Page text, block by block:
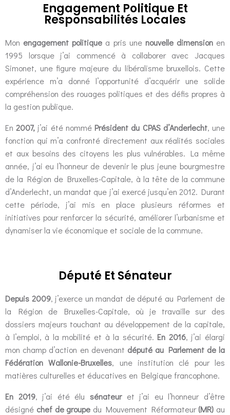
Engagement Politique Et
Responsabilités Locales​
Mon engagement politique a pris une nouvelle dimensionen
1995 lorsque j’ai commencé à collaborer avec Jacques
Simonet, une figure majeure du libéralisme bruxellois. Cette
expérience m’a donné l’opportunité d’acquérir une solide
compréhension des rouages politiques et des défis propres à
la gestion publique.
En2007, j’ai été nommé Président du CPAS d’Anderlecht, une
fonction qui m’a confronté directement aux réalités sociales
et aux besoins des citoyens les plus vulnérables. La même
année, j’ai eu l’honneur de devenir le plus jeune bourgmestre
de la Région de Bruxelles-Capitale, à la tête de la commune
d’Anderlecht, un mandat que j’ai exercé jusqu’en 2012. Durant
cette période, j’ai mis en place plusieurs réformes et
initiatives pour renforcer la sécurité, améliorer l’urbanisme et
dynamiser la vie économique et sociale de la commune.
Député Et Sénateur​
Depuis 2009, j’exerce un mandat de député au Parlement de
la Région de Bruxelles-Capitale, où je travaille sur des
dossiers majeurs touchant au développement de la capitale,
à l’emploi, à la mobilité et à la sécurité. En 2016, j’ai élargi
mon champ d’action en devenant député au Parlement de la
Fédération Wallonie-Bruxelles, une institution clé pour les
matières culturelles et éducatives en Belgique francophone.
En 2019, j’ai été élusénateuret j’ai eu l’honneur d’être
désigné chef de groupe du Mouvement Réformateur(MR) au